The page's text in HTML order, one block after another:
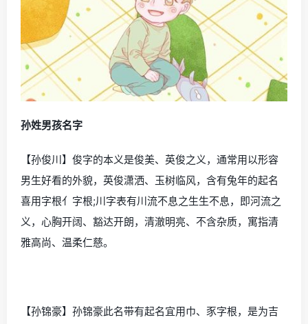
孙姓男孩名字
【孙俊川】俊字的本义是俊美、英俊之义，通常用以形容
男生好看的外貌，英俊潇洒、玉树临风，含有兔年的起名
喜用字根亻字根;川字表有川流不息之生生不息，即河流之
义，心胸开阔、豁达开朗，清澈明亮、不含杂质，寓指清
雅高尚、温柔仁慈。
【孙锦豪】孙锦豪此名带有起名宜用巾、豕字根，是为吉